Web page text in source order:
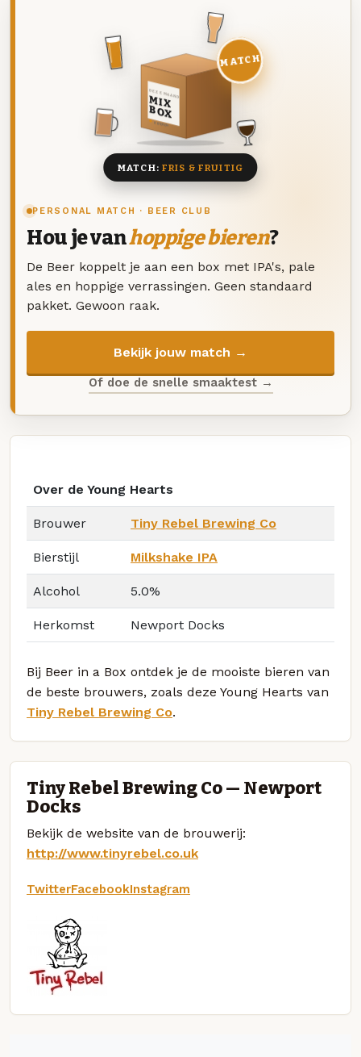
PERSONAL MATCH · BEER CLUB
Hou je vanhoppige bieren?
De Beer koppelt je aan een box met IPA's, pale
ales en hoppige verrassingen. Geen standaard
pakket. Gewoon raak.
Bekijk jouw match →
Of doe de snelle smaaktest →
DEZE MAAND
MIX
BOX
8 BIEREN
MATCH
MATCH: FRIS & FRUITIG
Over de Young Hearts
Brouwer Tiny Rebel Brewing Co
Bierstijl Milkshake IPA
Alcohol 5.0%
Herkomst Newport Docks
Bij Beer in a Box ontdek je de mooiste bieren van
de beste brouwers, zoals deze Young Hearts van
Tiny Rebel Brewing Co.
Tiny Rebel Brewing Co — Newport
Docks
Bekijk de website van de brouwerij:
http://www.tinyrebel.co.uk
TwitterFacebookInstagram